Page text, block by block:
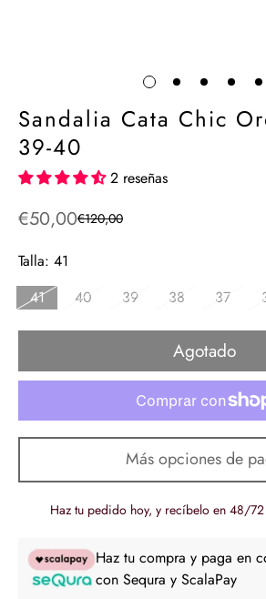
Sandalia Cata Chic
39-40
2 reseñas
Precio
venta
€50,00
Precio
€120,00
Talla: 41
41
40 39 38 37
Agotado
Más opciones de
Haz tu pedido hoy, y recíbelo en 48/
Haz tu compra y paga en
con Sequra y ScalaPay